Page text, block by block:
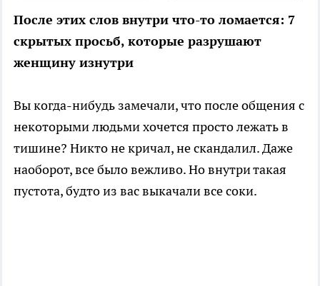
После этих слов внутри что-то ломается: 7
скрытых просьб, которые разрушают
женщину изнутри
Вы когда-нибудь замечали, что после общения с
некоторыми людьми хочется просто лежать в
тишине? Никто не кричал, не скандалил. Даже
наоборот, все было вежливо. Но внутри такая
пустота, будто из вас выкачали все соки.